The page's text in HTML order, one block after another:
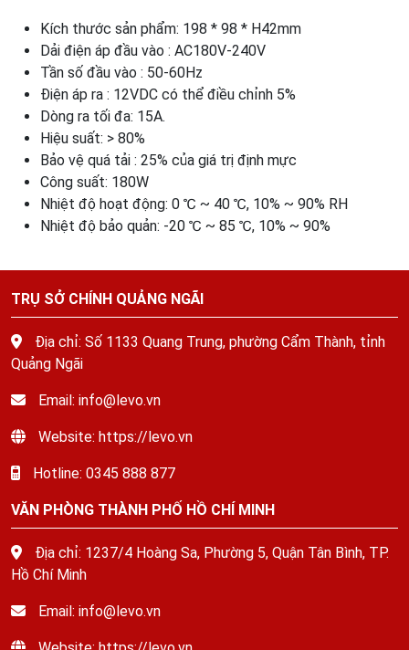
Kích thước sản phẩm: 198 * 98 * H42mm
Dải điện áp đầu vào : AC180V-240V
Tần số đầu vào : 50-60Hz
Điện áp ra : 12VDC có thể điều chỉnh 5%
Dòng ra tối đa: 15A.
Hiệu suất: > 80%
Bảo vệ quá tải : 25% của giá trị định mực
Công suất: 180W
Nhiệt độ hoạt động: 0 ℃ ~ 40 ℃, 10% ~ 90% RH
Nhiệt độ bảo quản: -20 ℃ ~ 85 ℃, 10% ~ 90%
TRỤ SỞ CHÍNH QUẢNG NGÃI
Địa chỉ: Số 1133 Quang Trung, phường Cẩm Thành, tỉnh
Quảng Ngãi
Email: info@levo.vn
Website: https://levo.vn
Hotline: 0345 888 877
VĂN PHÒNG THÀNH PHỐ HỒ CHÍ MINH
Địa chỉ: 1237/4 Hoàng Sa, Phường 5, Quận Tân Bình, TP.
Hồ Chí Minh
Email: info@levo.vn